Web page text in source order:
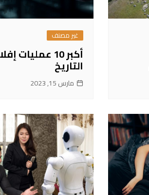
غير مصنف
أكبر 10
التاريخ
مارس 15, 2023